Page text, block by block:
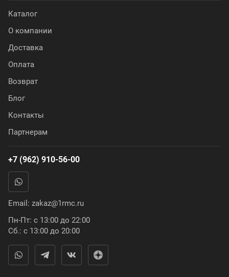
Каталог
О компании
Доставка
Оплата
Возврат
Блог
Контакты
Партнерам
+7 (962) 910-56-00
Email: zakaz@1rmc.ru
Пн-Пт: с 13:00 до 22:00
Сб.: с 13:00 до 20:00